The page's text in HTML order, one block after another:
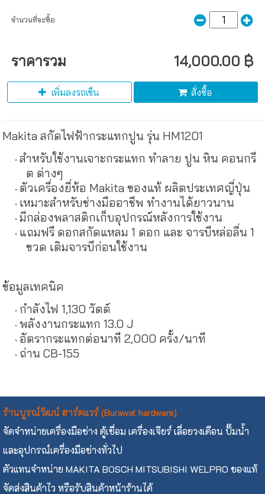
จำนวนที่จะซื้อ
ราคารวม 14,000.00 ฿
เพิ่มลงรถเข็น สั่งซื้อ
Makita สกัดไฟฟ้ากระแทกปูน รุ่น HM1201
สำหรับใช้งานเจาะกระแทก ทำลาย ปูน หิน คอนกรี
ต ต่างๆ
ตัวเครื่องยี่ห้อ Makita ของแท้ ผลิตประเทศญี่ปุ่น
เหมาะสำหรับช่างมืออาชีพ ทำงานได้ยาวนาน
มีกล่องพลาสติกเก็บอุปกรณ์หลังการใช้งาน
แถมฟรี ดอกสกัดแหลม 1 ดอก และ จารบีหล่อลื่น 1
ขวด เติมจารบีก่อนใช้งาน
ข้อมูลเทคนิค
กำลังไฟ 1,130 วัตต์
พลังงานกระแทก 13.0 J
อัตรากระแทกต่อนาที 2,000 ครั้ง/นาที
ถ่าน CB-155
ร้านบูรณ์วัฒน์ ฮาร์ดแวร์ (Burawat hardware)
จัดจำหน่ายเครื่องมือช่าง ตู้เชื่อม เครื่องเจียร์ เลื่อยวงเดือน ปั๊มน้ำ
และอุปกรณ์เครื่องมือช่างทั่วไป
ตัวแทนจำหน่าย MAKITA BOSCH MITSUBISHI WELPRO ของแท้
จัดส่งสินค้าไว หรือรับสินค้าหน้าร้านได้